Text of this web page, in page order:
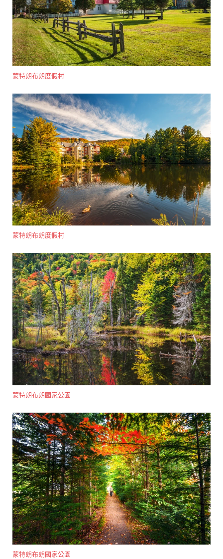
蒙特朗布朗度假村
蒙特朗布朗度假村
蒙特朗布朗國家公園
蒙特朗布朗國家公園